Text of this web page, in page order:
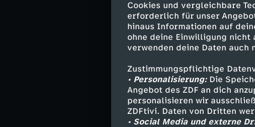
Cookies und vergleichbare
erforderlich für unser
hinaus Informationen auf
ohne deine Einwilligung
verwenden deine Daten auch
Zustimmungspflichtige
• Personalisierung:Die
Angebot des ZDF an dich
personalisieren wir
ZDFtivi. Daten von Dritten
• Social Media und externe
Köstliche
Herunterladen
213 KB (PDF)
Pasta al Limone
Herunterladen
61 KB (PDF)